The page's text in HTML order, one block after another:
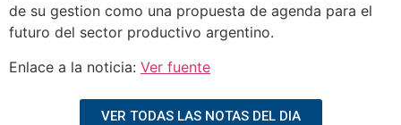
de su gestion como una propuesta de agenda para el
futuro del sector productivo argentino.
Enlace a la noticia: Ver fuente
VER TODAS LAS NOTAS DEL DIA